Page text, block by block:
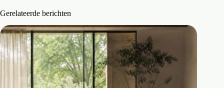
Gerelateerde berichten